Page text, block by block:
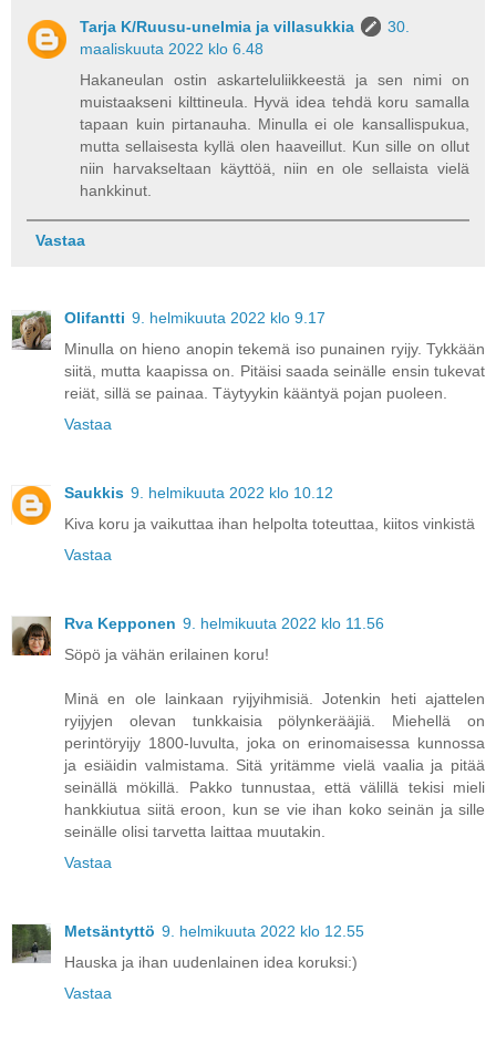
Tarja K/Ruusu-unelmia ja villasukkia
30.
maaliskuuta 2022 klo 6.48
Hakaneulan ostin askarteluliikkeestä ja sen nimi on
muistaakseni kilttineula. Hyvä idea tehdä koru samalla
tapaan kuin pirtanauha. Minulla ei ole kansallispukua,
mutta sellaisesta kyllä olen haaveillut. Kun sille on ollut
niin harvakseltaan käyttöä, niin en ole sellaista vielä
hankkinut.
Vastaa
Olifantti 9. helmikuuta 2022 klo 9.17
Minulla on hieno anopin tekemä iso punainen ryijy. Tykkään
siitä, mutta kaapissa on. Pitäisi saada seinälle ensin tukevat
reiät, sillä se painaa. Täytyykin kääntyä pojan puoleen.
Vastaa
Saukkis 9. helmikuuta 2022 klo 10.12
Kiva koru ja vaikuttaa ihan helpolta toteuttaa, kiitos vinkistä
Vastaa
Rva Kepponen 9. helmikuuta 2022 klo 11.56
Söpö ja vähän erilainen koru!
Minä en ole lainkaan ryijyihmisiä. Jotenkin heti ajattelen
ryijyjen olevan tunkkaisia pölynkerääjiä. Miehellä on
perintöryijy 1800-luvulta, joka on erinomaisessa kunnossa
ja esiäidin valmistama. Sitä yritämme vielä vaalia ja pitää
seinällä mökillä. Pakko tunnustaa, että välillä tekisi mieli
hankkiutua siitä eroon, kun se vie ihan koko seinän ja sille
seinälle olisi tarvetta laittaa muutakin.
Vastaa
Metsäntyttö 9. helmikuuta 2022 klo 12.55
Hauska ja ihan uudenlainen idea koruksi:)
Vastaa